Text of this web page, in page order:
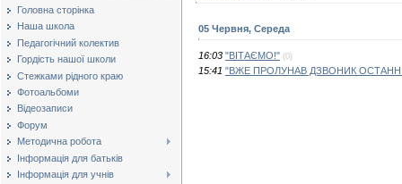
Головна сторінка
Наша школа
Педагогічний колектив
Гордість нашої школи
Стежками рідного краю
Фотоальбоми
Відеозаписи
Форум
Методична робота
Інформація для батьків
Інформація для учнів
05 Червня, Середа
16:03 "ВІТАЄМО!" (0)
15:41 "ВЖЕ ПРОЛУНАВ ДЗВОНИК